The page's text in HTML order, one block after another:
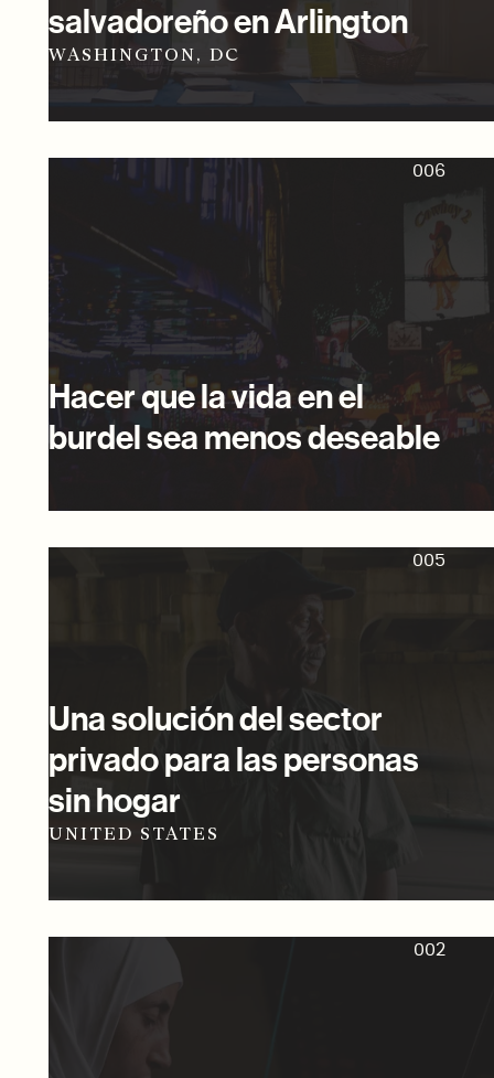
salvadoreño en Arlington
WASHINGTON, DC
006
Hacer que la vida en el
burdel sea menos deseable
005
Una solución del sector
privado para las personas
sin hogar
UNITED STATES
002